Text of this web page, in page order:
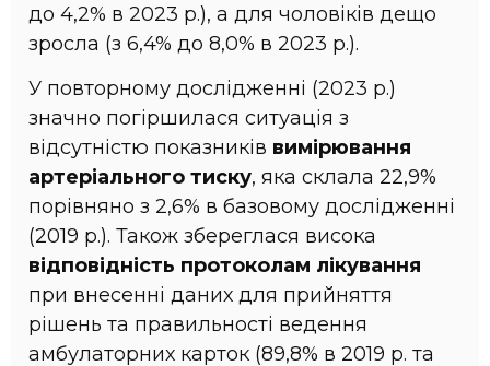
до 4,2% в 2023 р.), а для чоловіків дещо
зросла (з 6,4% до 8,0% в 2023 р.).
У повторному дослідженні (2023 р.)
значно погіршилася ситуація з
відсутністю показників вимірювання
артеріального тиску, яка склала 22,9%
порівняно з 2,6% в базовому дослідженні
(2019 р.). Також збереглася висока
відповідність протоколам лікування
при внесенні даних для прийняття
рішень та правильності ведення
амбулаторних карток (89,8% в 2019 р. та